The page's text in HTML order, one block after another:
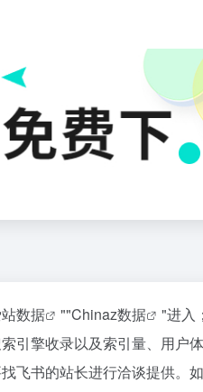
数据 ""Chinaz数据
"进入
引擎收录以及索引量、用户
书的站长进行洽谈提供。如